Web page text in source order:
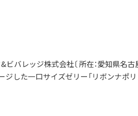
バレッジ株式会社〔 所在：愛知県名古
した一口サイズゼリー「リボンナポ